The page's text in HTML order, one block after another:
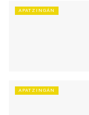
APATZINGÁN
APATZINGÁN